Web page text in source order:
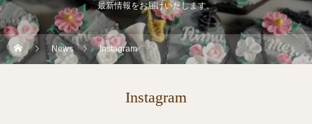
最新情報をお届けいたします。
News Instagram
Instagram